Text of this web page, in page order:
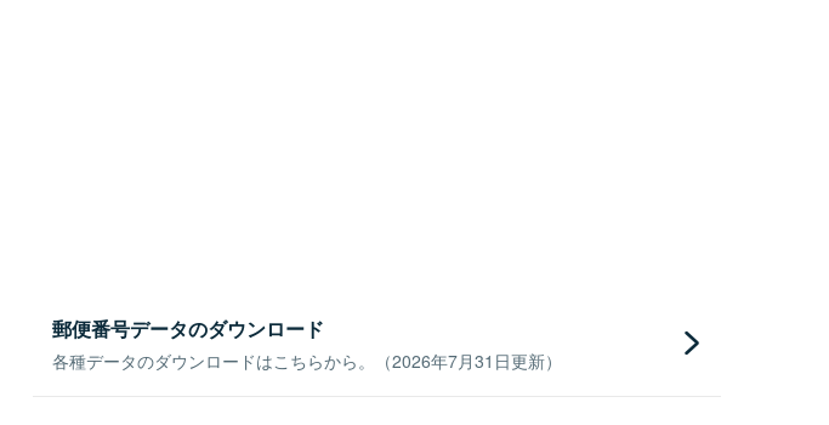
郵便番号データのダウンロード
各種データのダウンロードはこちらから。（2026年7月31日更新）